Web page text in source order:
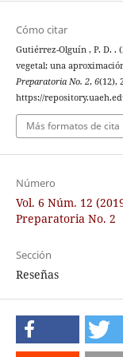
Cómo citar
Gutiérrez-Olguín , P. D. .
vegetal; una
Preparatoria No. 2, 6(12),
https://
Más formatos de cita
Número
Vol. 6 Núm. 12
Preparatoria No. 2
Sección
Reseñas